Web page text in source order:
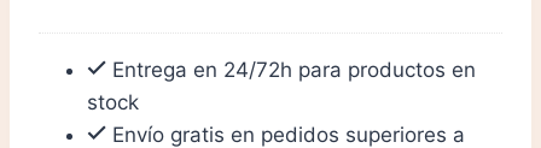
era:
es:
Entrega en 24/72h para productos en
stock
Envío gratis en pedidos superiores a